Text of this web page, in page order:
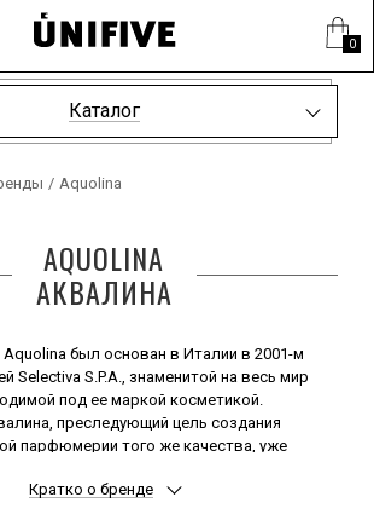
0
Каталог
/ Aquolina
AQUOLINA
АКВАЛИНА
был основан в Италии в 2001-м
Selectiva S.P.A., знаменитой на весь мир
под ее маркой косметикой.
преследующий цель создания
парфюмерии того же качества, уже
с каждым годом набирая все больший
Кратко о бренде